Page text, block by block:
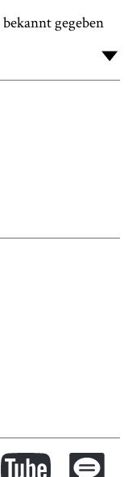
gegeben